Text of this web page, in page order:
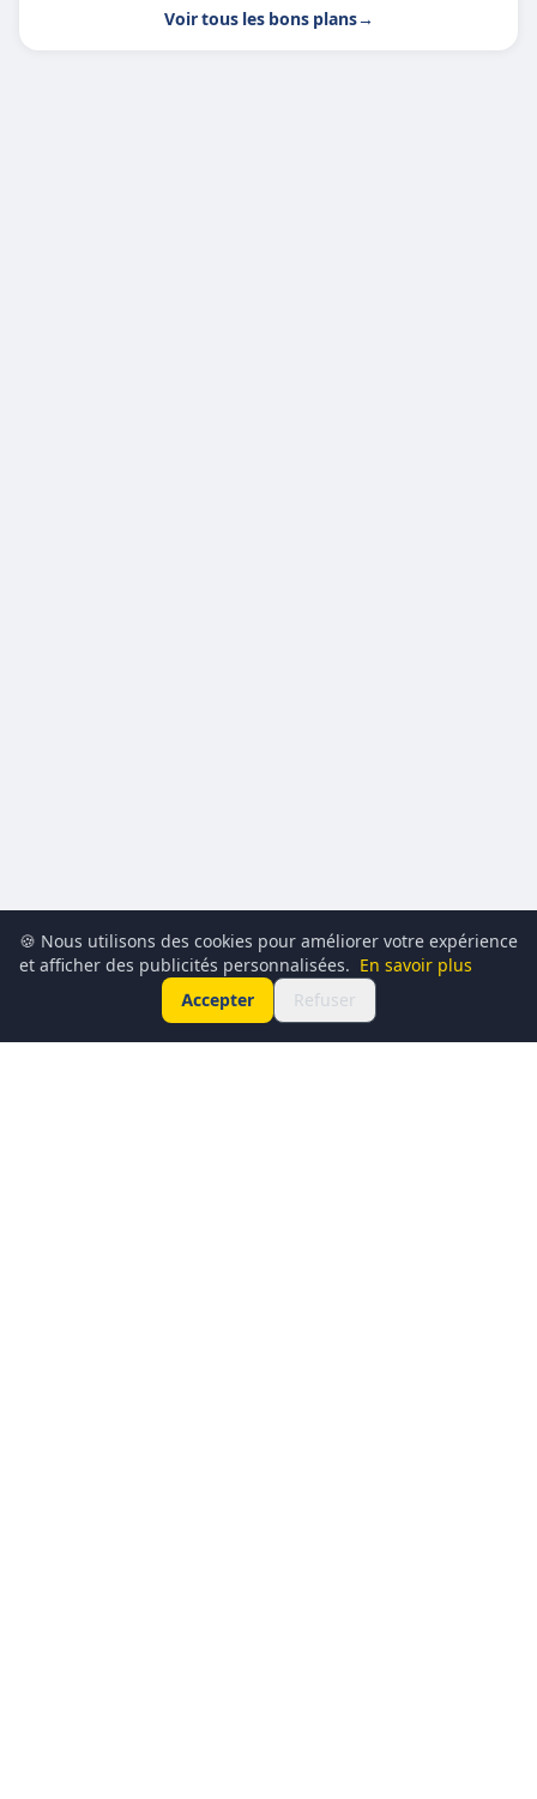
Voir tous les bons plans→
🍪 Nous utilisons des cookies pour améliorer votre expérience
et afficher des publicités personnalisées. En savoir plus
Accepter
Refuser